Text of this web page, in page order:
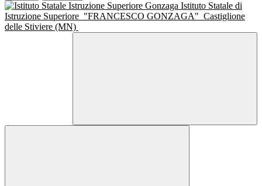
Istituto Statale di
Istruzione Superiore "FRANCESCO GONZAGA" Castiglione
delle Stiviere (MN)